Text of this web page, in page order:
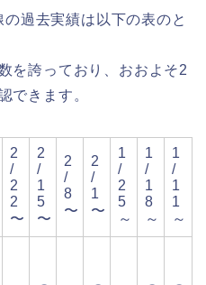
過去実績は以下の表のと
を誇っており、おおよそ2
できます。
2
/
2
2
〜
2
/
1
5
〜
2
/
8
〜
2
/
1
〜
1
/
2
5
～
1
/
1
8
～
1
/
1
1
～